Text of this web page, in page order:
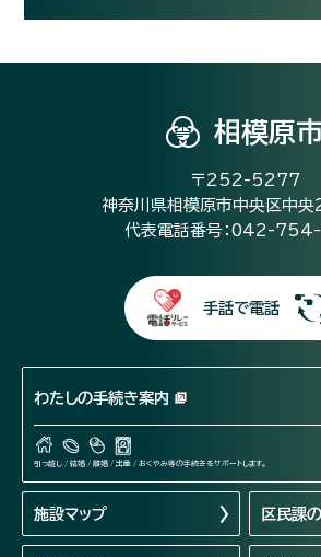
相模原
〒252-5277
神奈川県相模原市中央区中
代表電話番号：042-
手話で電話
わたしの手続き案内
引っ越し / 結婚 / 離婚 / 出産 / おくやみ等の手続きをサポートします。
施設マップ 区民課